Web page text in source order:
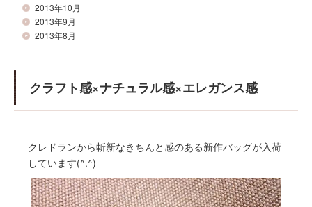
2013年10月
2013年9月
2013年8月
クラフト感×ナチュラル感×エレガンス感
クレドランから斬新なきちんと感のある新作バッグが入荷
しています(^.^)